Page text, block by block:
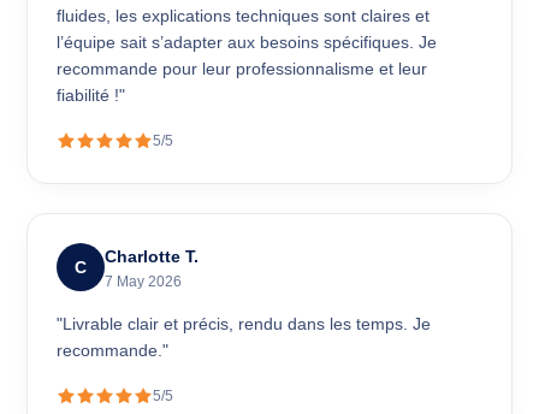
fluides, les explications techniques sont claires et
l’équipe sait s’adapter aux besoins spécifiques. Je
recommande pour leur professionnalisme et leur
fiabilité !"
5/5
C
Charlotte T.
7 May 2026
"Livrable clair et précis, rendu dans les temps. Je
recommande."
5/5